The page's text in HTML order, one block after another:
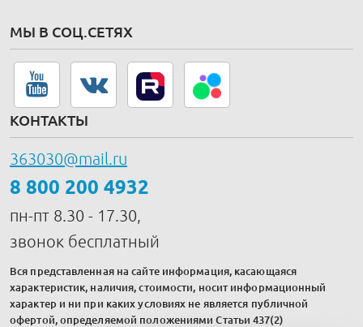
МЫ В СОЦ.СЕТЯХ
КОНТАКТЫ
363030@mail.ru
8 800 200 4932
пн-пт 8.30 - 17.30,
звонок бесплатный
Вся представленная на сайте информация, касающаяся
характеристик, наличия, стоимости, носит информационный
характер и ни при каких условиях не является публичной
офертой, определяемой положениями Статьи 437(2)